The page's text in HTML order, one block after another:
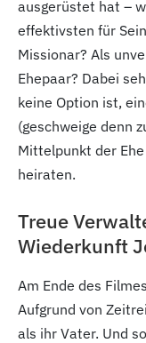
ausgerüstet hat –
effektivsten für
Missionar? Als
Ehepaar? Dabei
keine Option ist,
(geschweige denn
Mittelpunkt der
heiraten.
Treue
Wiederkunft
Am Ende des
Aufgrund von
als ihr Vater. Und